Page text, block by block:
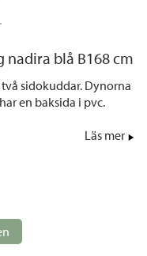
blå B168 cm
sidokuddar. Dynorna
en baksida i pvc.
Läs mer